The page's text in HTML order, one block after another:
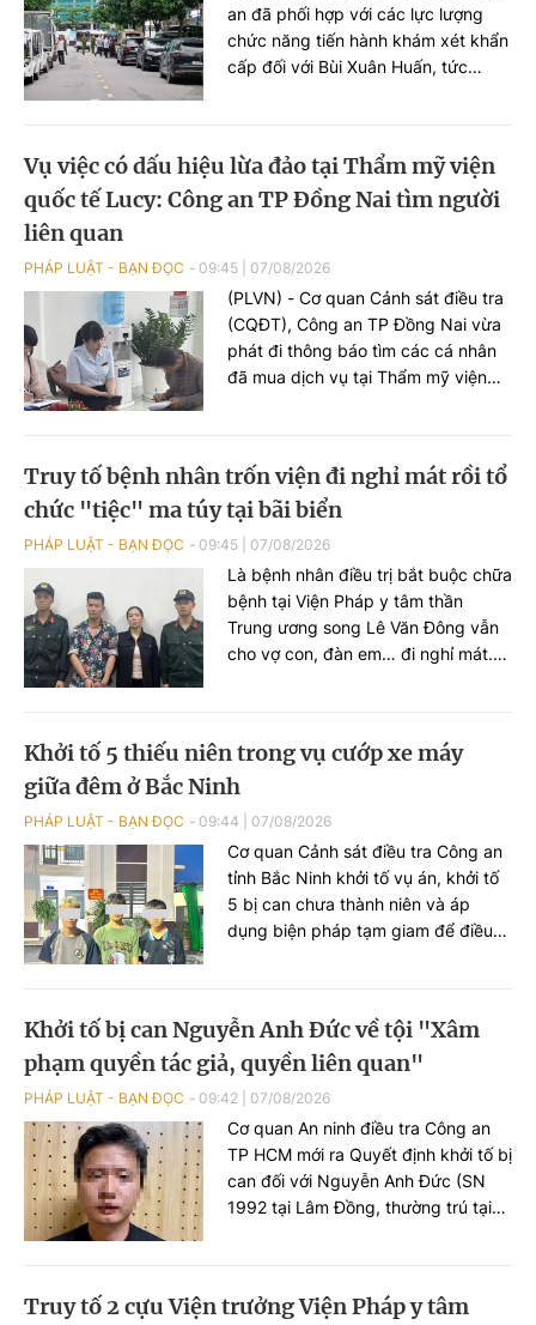
an đã phối hợp với các lực lượng
chức năng tiến hành khám xét khẩn
cấp đối với Bùi Xuân Huấn, tức
Vụ việc có dấu hiệu lừa đảo tại Thẩm mỹ viện
quốc tế Lucy: Công an TP Đồng Nai tìm người
liên quan
PHÁP LUẬT - BẠN ĐỌC 09:45 07/08/2026
(PLVN) - Cơ quan Cảnh sát điều tra
(CQĐT), Công an TP Đồng Nai vừa
phát đi thông báo tìm các cá nhân
đã mua dịch vụ tại Thẩm mỹ viện
Truy tố bệnh nhân trốn viện đi nghỉ mát rồi tổ
chức "tiệc" ma túy tại bãi biển
PHÁP LUẬT - BẠN ĐỌC 09:45 07/08/2026
Là bệnh nhân điều trị bắt buộc chữa
bệnh tại Viện Pháp y tâm thần
Trung ương song Lê Văn Đông vẫn
cho vợ con, đàn em… đi nghỉ mát.
đã ban hành cáo trạng truy tố Lê
Văn Đông cùng loạt đối tượng...
Khởi tố 5 thiếu niên trong vụ cướp xe máy
giữa đêm ở Bắc Ninh
PHÁP LUẬT - BẠN ĐỌC 09:44 07/08/2026
Cơ quan Cảnh sát điều tra Công an
tỉnh Bắc Ninh khởi tố vụ án, khởi tố
5 bị can chưa thành niên và áp
dụng biện pháp tạm giam để điều
Khởi tố bị can Nguyễn Anh Đức về tội "Xâm
phạm quyền tác giả, quyền liên quan"
PHÁP LUẬT - BẠN ĐỌC 09:42 07/08/2026
Cơ quan An ninh điều tra Công an
TP HCM mới ra Quyết định khởi tố bị
can đối với Nguyễn Anh Đức (SN
1992 tại Lâm Đồng, thường trú tại
luật Hình sự năm 2015.
Truy tố 2 cựu Viện trưởng Viện Pháp y tâm